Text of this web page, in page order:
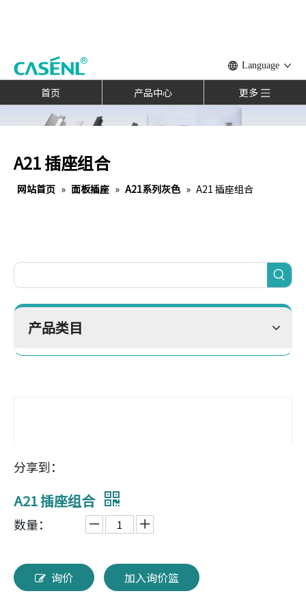
Language
首页 产品中心 更多
A21 插座组合
网站首页 » 面板插座 » A21系列灰色 » A21 插座组合
产品类目
分享到：
A21 插座组合
数量：
询价 加入询价篮